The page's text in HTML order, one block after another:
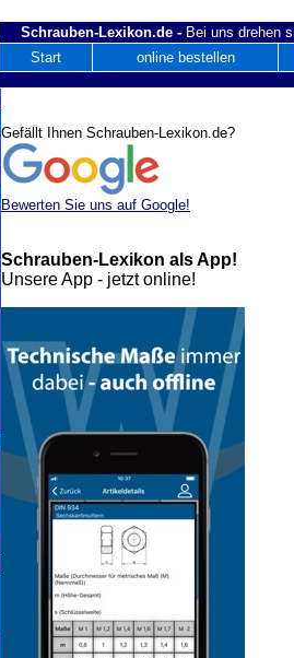
Schrauben-Lexikon.de - Bei uns drehen
Start
online bestellen
Gefällt Ihnen Schrauben-Lexikon.de?
Bewerten Sie uns auf Google!
Schrauben-Lexikon als App!
Unsere App - jetzt online!